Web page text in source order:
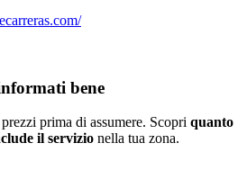
bene
prima di assumere. Scopri quanto
il servizio nella tua zona.